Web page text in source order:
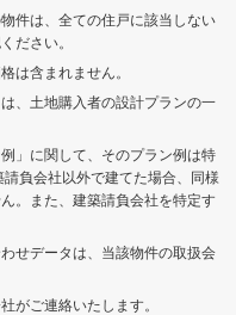
件は、全ての住戸に該当しない
ださい。
は含まれません。
、土地購入者の設計プランの一
」に関して、そのプラン例は特
負会社以外で建てた場合、同様
。また、建築請負会社を特定す
せデータは、当該物件の取扱会
がご連絡いたします。